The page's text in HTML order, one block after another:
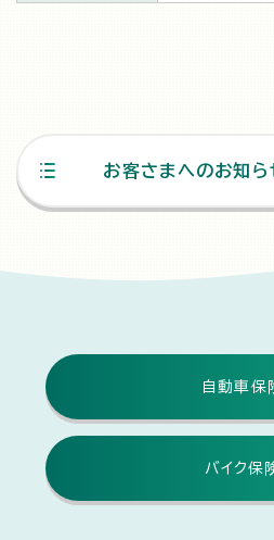
お客さまへのお知ら
自動車保
バイク保